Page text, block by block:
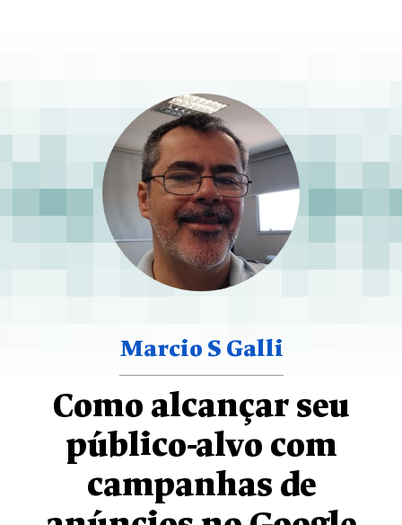
Marcio S Galli
Como alcançar seu
público-alvo com
campanhas de